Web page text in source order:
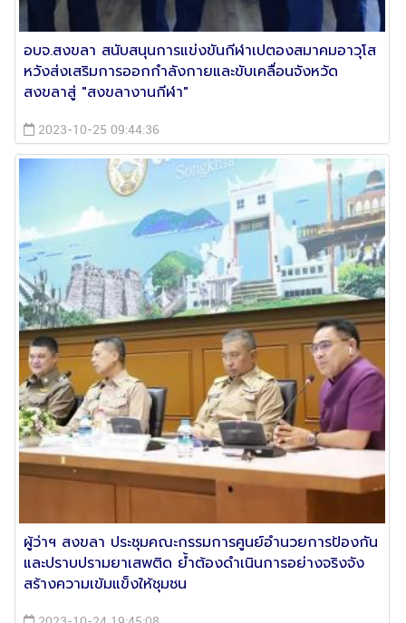
อบจ.สงขลา สนับสนุนการแข่งขันกีฬาเปตองสมาคมอาวุโส
หวังส่งเสริมการออกกำลังกายและขับเคลื่อนจังหวัด
สงขลาสู่ "สงขลางานกีฬา"
2023-10-25 09:44:36
ผู้ว่าฯ สงขลา ประชุมคณะกรรมการศูนย์อำนวยการป้องกัน
และปราบปรามยาเสพติด ย้ำต้องดำเนินการอย่างจริงจัง
สร้างความเข้มแข็งให้ชุมชน